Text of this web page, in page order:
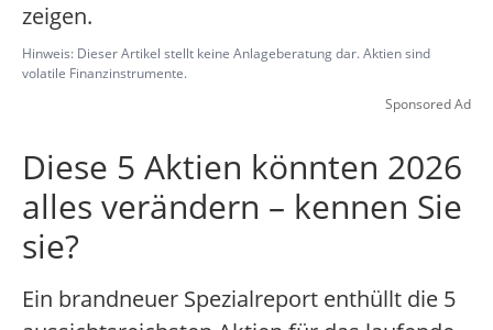
zeigen.
Hinweis: Dieser Artikel stellt keine Anlageberatung dar. Aktien sind
volatile Finanzinstrumente.
Sponsored Ad
Diese 5 Aktien könnten 2026
alles verändern – kennen Sie
sie?
Ein brandneuer Spezialreport enthüllt die 5